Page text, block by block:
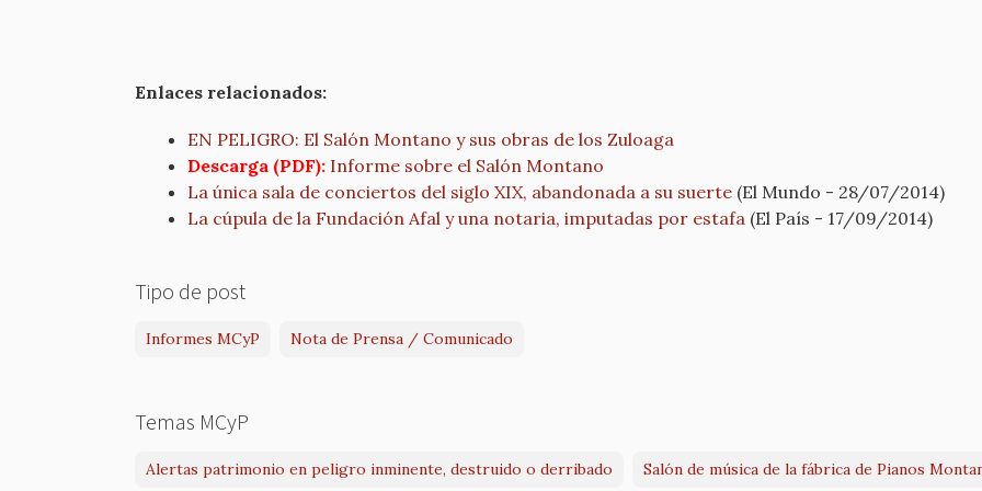
Enlaces relacionados:
EN PELIGRO: El Salón Montano y sus obras de los Zuloaga
Descarga (PDF): Informe sobre el Salón Montano
La única sala de conciertos del siglo XIX, abandonada a su suerte (El Mundo - 28/07/2014)
La cúpula de la Fundación Afal y una notaria, imputadas por estafa (El País - 17/09/2014)
Tipo de post
Informes MCyP Nota de Prensa / Comunicado
Temas MCyP
Alertas patrimonio en peligro inminente, destruido o derribado Salón de música de la fábrica de Pianos